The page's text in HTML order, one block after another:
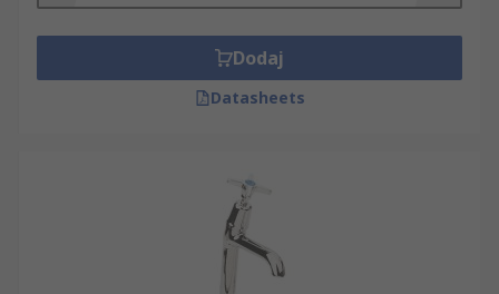
Dodaj
Datasheets